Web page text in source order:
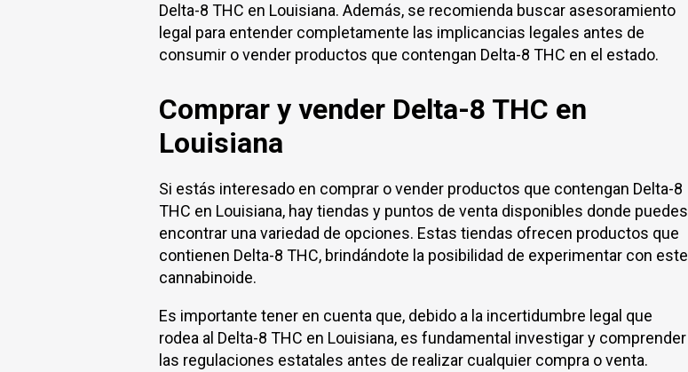
Delta-8 THC en Louisiana. Además, se recomienda buscar asesoramiento
legal para entender completamente las implicancias legales antes de
consumir o vender productos que contengan Delta-8 THC en el estado.
Comprar y vender Delta-8 THC en
Louisiana
Si estás interesado en comprar o vender productos que contengan Delta-8
THC en Louisiana, hay tiendas y puntos de venta disponibles donde puedes
encontrar una variedad de opciones. Estas tiendas ofrecen productos que
contienen Delta-8 THC, brindándote la posibilidad de experimentar con este
cannabinoide.
Es importante tener en cuenta que, debido a la incertidumbre legal que
rodea al Delta-8 THC en Louisiana, es fundamental investigar y comprender
las regulaciones estatales antes de realizar cualquier compra o venta.